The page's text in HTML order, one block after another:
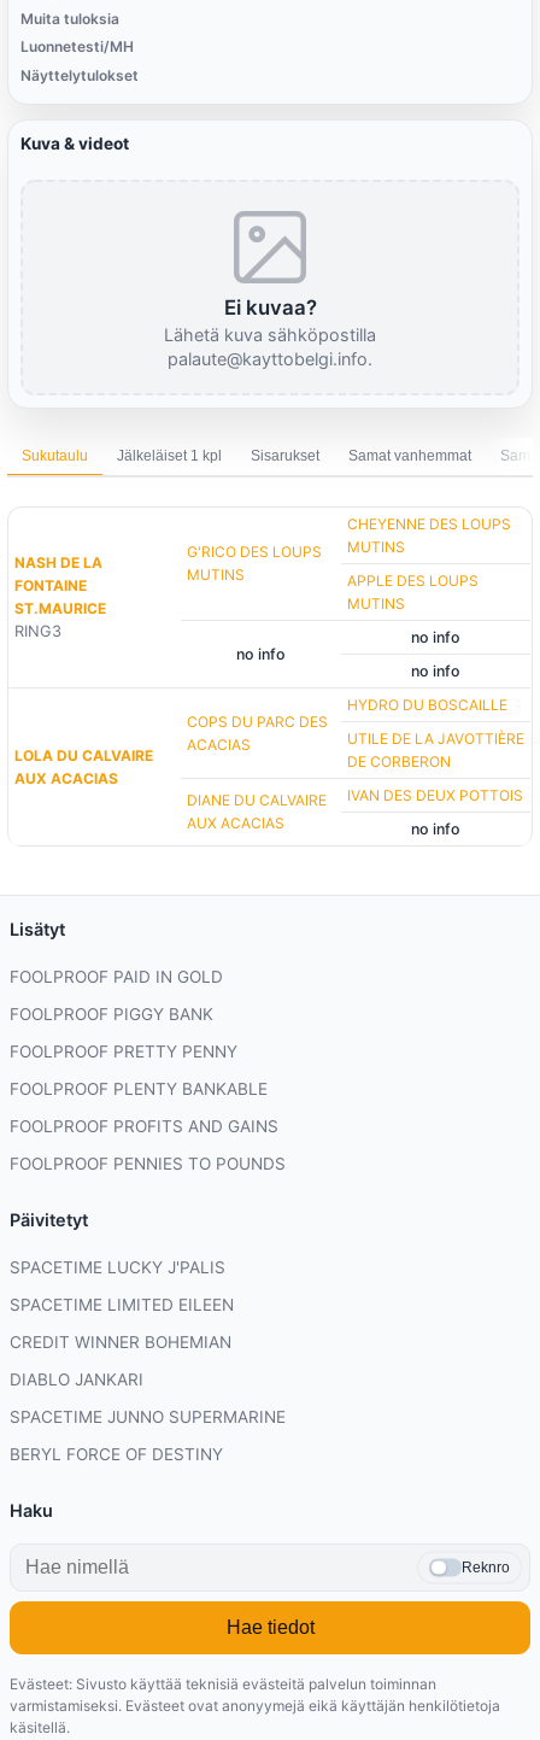
Muita tuloksia
Luonnetesti/MH
Näyttelytulokset
Kuva & videot
Ei kuvaa?
Lähetä kuva sähköpostilla
palaute@kayttobelgi.info.
Sukutaulu Jälkeläiset 1 kpl Sisarukset Samat vanhemmat
NASH DE LA
FONTAINE
ST.MAURICE
RING3
G'RICO DES LOUPS
MUTINS
CHEYENNE DES LOUPS
MUTINS
APPLE DES LOUPS
MUTINS
no info
no info
no info
LOLA DU CALVAIRE
AUX ACACIAS
COPS DU PARC DES
ACACIAS
HYDRO DU BOSCAILLE
UTILE DE LA JAVOTTIÈRE
DE CORBERON
DIANE DU CALVAIRE
AUX ACACIAS
IVAN DES DEUX POTTOIS
no info
Lisätyt
FOOLPROOF PAID IN GOLD
FOOLPROOF PIGGY BANK
FOOLPROOF PRETTY PENNY
FOOLPROOF PLENTY BANKABLE
FOOLPROOF PROFITS AND GAINS
FOOLPROOF PENNIES TO POUNDS
Päivitetyt
SPACETIME LUCKY J'PALIS
SPACETIME LIMITED EILEEN
CREDIT WINNER BOHEMIAN
DIABLO JANKARI
SPACETIME JUNNO SUPERMARINE
BERYL FORCE OF DESTINY
Haku
Reknro
Hae tiedot
Evästeet: Sivusto käyttää teknisiä evästeitä palvelun toiminnan
varmistamiseksi. Evästeet ovat anonyymejä eikä käyttäjän henkilötietoja
käsitellä.